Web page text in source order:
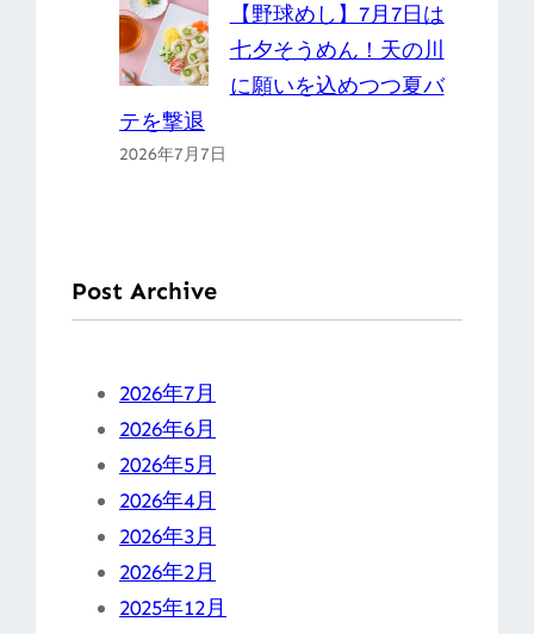
【野球めし】7月7日は
七夕そうめん！天の川
に願いを込めつつ夏バ
テを撃退
2026年7月7日
Post Archive
2026年7月
2026年6月
2026年5月
2026年4月
2026年3月
2026年2月
2025年12月